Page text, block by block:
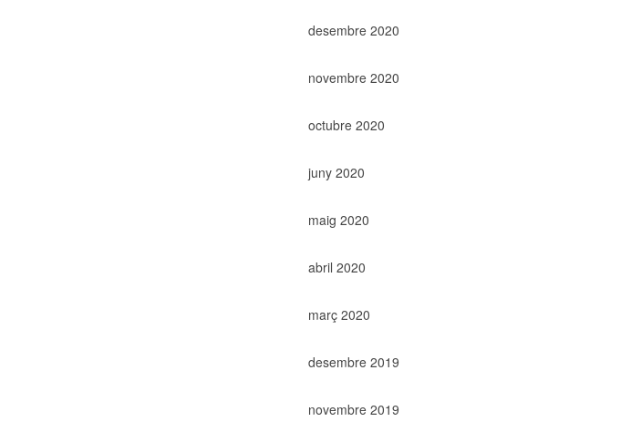
desembre 2020
novembre 2020
octubre 2020
juny 2020
maig 2020
abril 2020
març 2020
desembre 2019
novembre 2019